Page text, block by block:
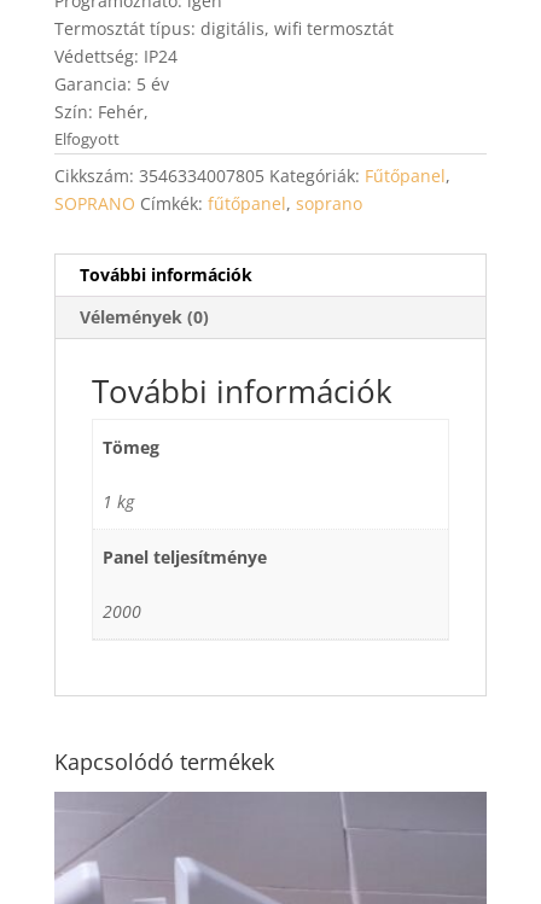
Termosztát típus: digitális, wifi termosztát
Védettség: IP24
Garancia: 5 év
Szín: Fehér,
Elfogyott
Cikkszám: 3546334007805 Kategóriák: Fűtőpanel,
SOPRANO Címkék: fűtőpanel, soprano
További információk
Vélemények (0)
További információk
Tömeg
1 kg
Panel teljesítménye
2000
Kapcsolódó termékek